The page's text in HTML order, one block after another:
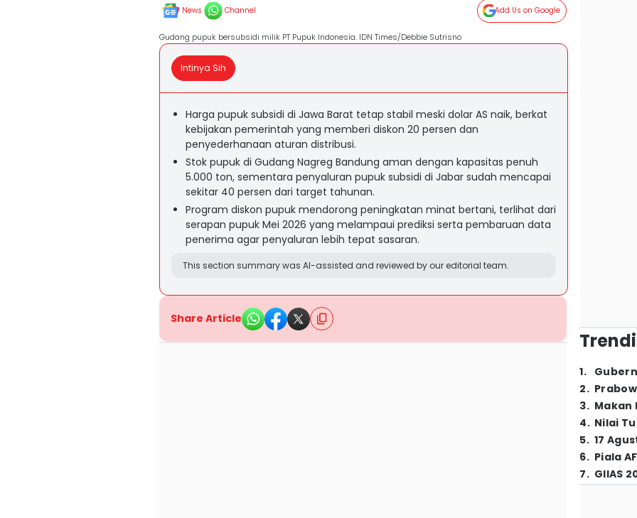
News Channel Add Us on Google
Gudang pupuk bersubsidi milik PT Pupuk Indonesia. IDN Times/Debbie Sutrisno
Intinya Sih
Harga pupuk subsidi di Jawa Barat tetap stabil meski dolar AS naik, berkat
kebijakan pemerintah yang memberi diskon 20 persen dan
penyederhanaan aturan distribusi.
Stok pupuk di Gudang Nagreg Bandung aman dengan kapasitas penuh
5.000 ton, sementara penyaluran pupuk subsidi di Jabar sudah mencapai
sekitar 40 persen dari target tahunan.
Program diskon pupuk mendorong peningkatan minat bertani, terlihat dari
serapan pupuk Mei 2026 yang melampaui prediksi serta pembaruan data
penerima agar penyaluran lebih tepat sasaran.
This section summary was AI-assisted and reviewed by our editorial team.
Share Article
1.
2.
3. Makan
4. Nilai
5. 17
6. Piala
7. GIIAS